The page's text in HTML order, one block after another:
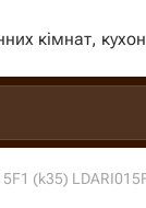
кімнат,
(k35)